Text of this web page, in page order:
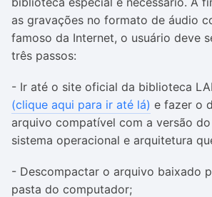
as gravações no formato de áudio
famoso da Internet, o usuário deve
três passos:
- Ir até o site oficial da biblioteca
(clique aqui para ir até lá) e fazer o
arquivo compatível com a versão
sistema operacional e arquitetura
- Descompactar o arquivo baixado
pasta do computador;